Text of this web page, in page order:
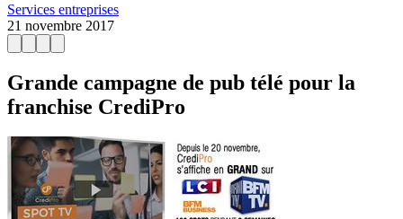
Services entreprises
21 novembre 2017
Grande campagne de pub télé pour la
franchise CrediPro